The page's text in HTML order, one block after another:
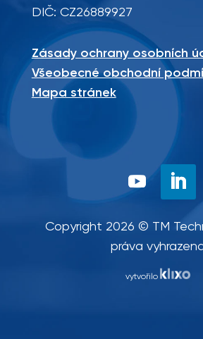
DIČ: CZ26889927
Zásady ochrany osobních
Všeobecné obchodní
Mapa stránek
Copyright 2026 © TM
práva
vytvořilo